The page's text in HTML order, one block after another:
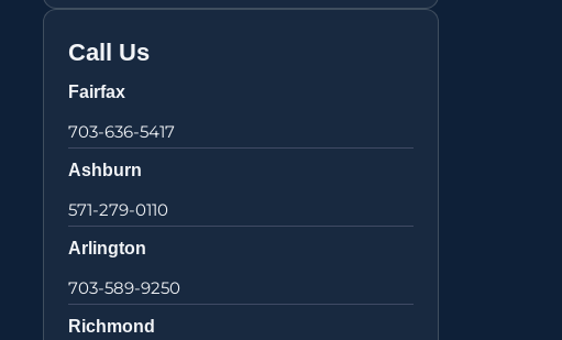
Call Us
Fairfax
703-636-5417
Ashburn
571-279-0110
Arlington
703-589-9250
Richmond